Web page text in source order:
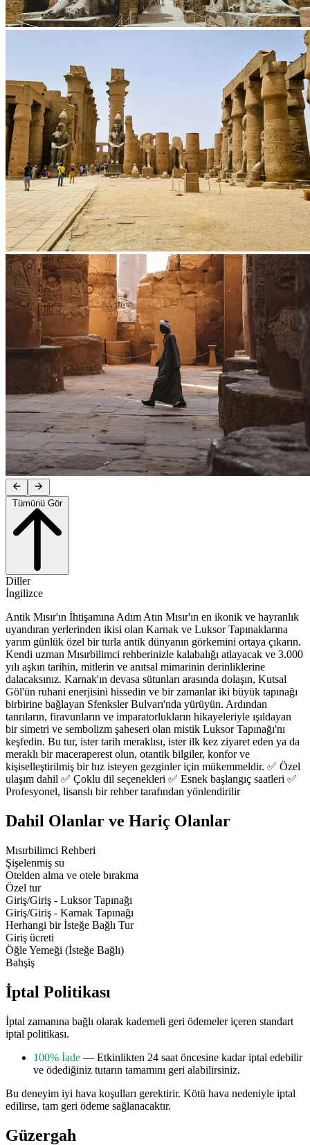
Tümünü Gör
Diller
İngilizce
Antik Mısır'ın İhtişamına Adım Atın Mısır'ın en ikonik ve hayranlık
uyandıran yerlerinden ikisi olan Karnak ve Luksor Tapınaklarına
yarım günlük özel bir turla antik dünyanın görkemini ortaya çıkarın.
Kendi uzman Mısırbilimci rehberinizle kalabalığı atlayacak ve 3.000
yılı aşkın tarihin, mitlerin ve anıtsal mimarinin derinliklerine
dalacaksınız. Karnak'ın devasa sütunları arasında dolaşın, Kutsal
Göl'ün ruhani enerjisini hissedin ve bir zamanlar iki büyük tapınağı
birbirine bağlayan Sfenksler Bulvarı'nda yürüyün. Ardından
tanrıların, firavunların ve imparatorlukların hikayeleriyle ışıldayan
bir simetri ve sembolizm şaheseri olan mistik Luksor Tapınağı'nı
keşfedin. Bu tur, ister tarih meraklısı, ister ilk kez ziyaret eden ya da
meraklı bir maceraperest olun, otantik bilgiler, konfor ve
kişiselleştirilmiş bir hız isteyen gezginler için mükemmeldir. ✅ Özel
ulaşım dahil ✅ Çoklu dil seçenekleri ✅ Esnek başlangıç saatleri ✅
Profesyonel, lisanslı bir rehber tarafından yönlendirilir
Dahil Olanlar ve Hariç Olanlar
Mısırbilimci Rehberi
Şişelenmiş su
Otelden alma ve otele bırakma
Özel tur
Giriş/Giriş - Luksor Tapınağı
Giriş/Giriş - Karnak Tapınağı
Herhangi bir İsteğe Bağlı Tur
Giriş ücreti
Öğle Yemeği (İsteğe Bağlı)
Bahşiş
İptal Politikası
İptal zamanına bağlı olarak kademeli geri ödemeler içeren standart
iptal politikası.
100% İade — Etkinlikten 24 saat öncesine kadar iptal edebilir
ve ödediğiniz tutarın tamamını geri alabilirsiniz.
Bu deneyim iyi hava koşulları gerektirir. Kötü hava nedeniyle iptal
edilirse, tam geri ödeme sağlanacaktır.
Güzergah